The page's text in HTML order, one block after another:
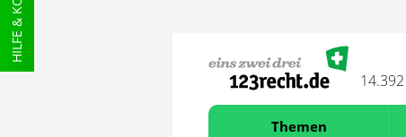
14.392
Themen